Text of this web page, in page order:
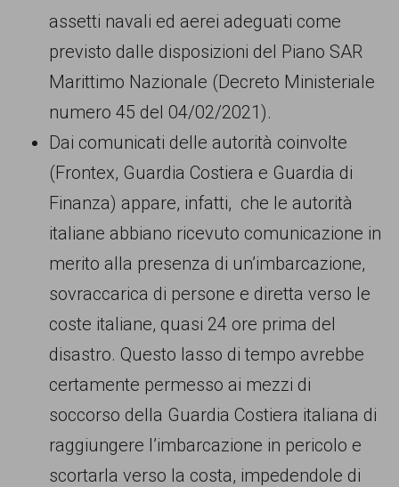
assetti navali ed aerei adeguati come
previsto dalle disposizioni del Piano SAR
Marittimo Nazionale (Decreto Ministeriale
numero 45 del 04/02/2021).
Dai comunicati delle autorità coinvolte
(Frontex, Guardia Costiera e Guardia di
Finanza) appare, infatti, che le autorità
italiane abbiano ricevuto comunicazione in
merito alla presenza di un’imbarcazione,
sovraccarica di persone e diretta verso le
coste italiane, quasi 24 ore prima del
disastro. Questo lasso di tempo avrebbe
certamente permesso ai mezzi di
soccorso della Guardia Costiera italiana di
raggiungere l’imbarcazione in pericolo e
scortarla verso la costa, impedendole di